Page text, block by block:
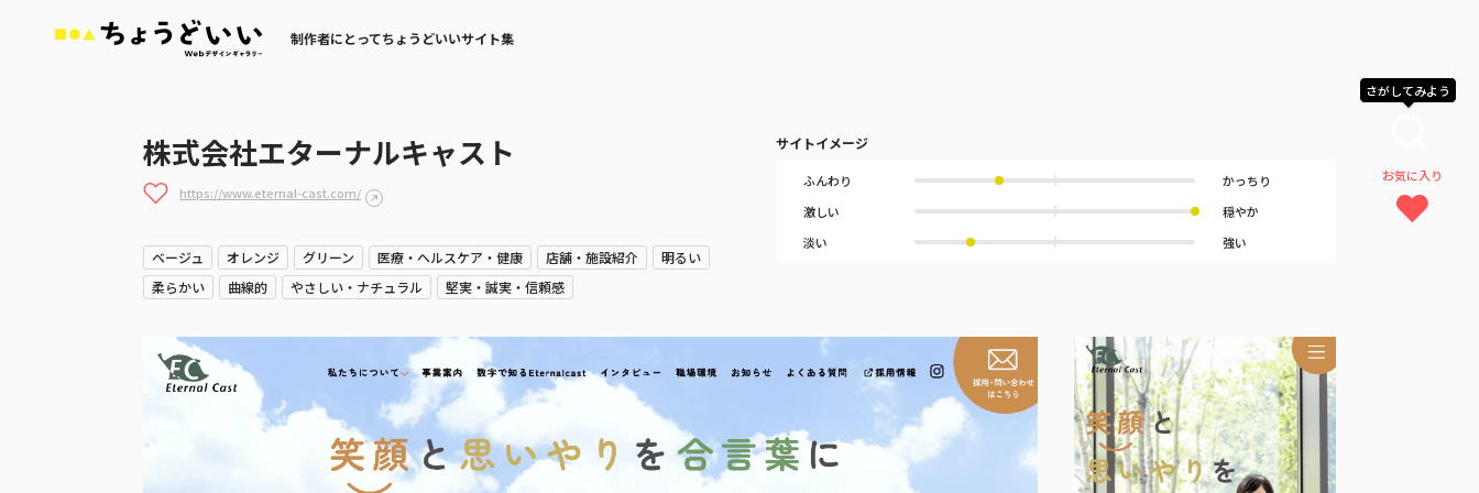
制作者にとってちょうどいいサイト集
さがしてみよう
お気に入り
株式会社エターナルキャスト
https://www.eternal-cast.com/
ベージュ オレンジ グリーン 医療・ヘルスケア・健康 店舗・施設紹介
明るい
柔らかい
曲線的 やさしい・ナチュラル 堅実・誠実・信頼感
サイトイメージ
ふんわり
かっちり
激しい
穏やか
淡い
強い